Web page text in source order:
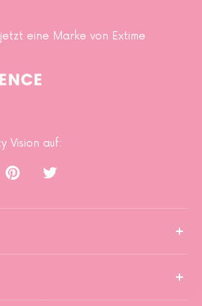
eine Marke von Extime
Vision auf: